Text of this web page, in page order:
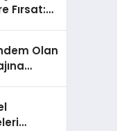
Fırsat:
Olan